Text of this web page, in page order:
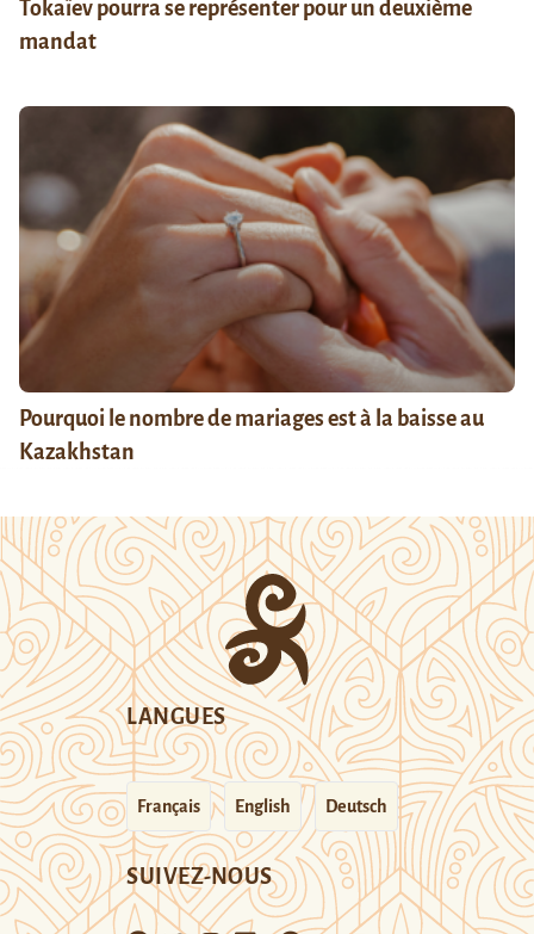
Tokaïev pourra se représenter pour un deuxième
mandat
Pourquoi le nombre de mariages est à la baisse au
Kazakhstan
LANGUES
Français English Deutsch
SUIVEZ-NOUS